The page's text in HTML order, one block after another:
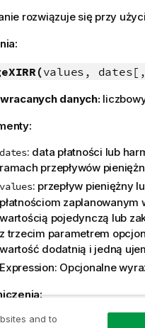
rozwiązuje się przy
values,
danych:
dates: data płatności lub
ramach przepływów
values: przepływ pieniężny
płatnościom
wartością pojedynczą lub
z trzecim parametrem
wartość dodatnią i jedną
Expression: Opcjonalne
tekstowe, wartości
and to